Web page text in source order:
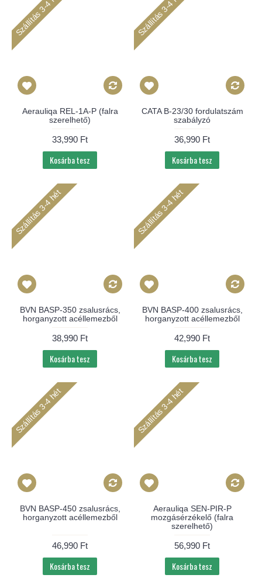
Szállítás 3-4 hét
Aerauliqa REL-1A-P (falra
szerelhető)
33,990 Ft
Kosárba tesz
Szállítás 3-4 hét
CATA B-23/30 fordulatszám
szabályzó
36,990 Ft
Kosárba tesz
Szállítás 3-4 hét
BVN BASP-350 zsalusrács,
horganyzott acéllemezből
38,990 Ft
Kosárba tesz
Szállítás 3-4 hét
BVN BASP-400 zsalusrács,
horganyzott acéllemezből
42,990 Ft
Kosárba tesz
Szállítás 3-4 hét
BVN BASP-450 zsalusrács,
horganyzott acéllemezből
46,990 Ft
Kosárba tesz
Szállítás 3-4 hét
Aerauliqa SEN-PIR-P
mozgásérzékelő (falra
szerelhető)
56,990 Ft
Kosárba tesz